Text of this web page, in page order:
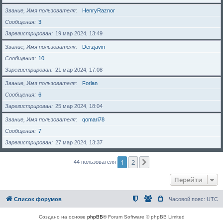
Звание, Имя пользователя
HenryRaznor
Сообщения
3
Зарегистрирован
19 мар 2024, 13:49
Звание, Имя пользователя
Derzjavin
Сообщения
10
Зарегистрирован
21 мар 2024, 17:08
Звание, Имя пользователя
Forlan
Сообщения
6
Зарегистрирован
25 мар 2024, 18:04
Звание, Имя пользователя
qomari78
Сообщения
7
Зарегистрирован
27 мар 2024, 13:37
44 пользователя 1 2
Перейти
Список форумов Часовой пояс: UTC
Создано на основе phpBB® Forum Software © phpBB Limited